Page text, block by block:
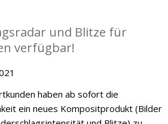
und Blitze für
verfügbar!
haben ab sofort die
ein neues Kompositprodukt (Bilder